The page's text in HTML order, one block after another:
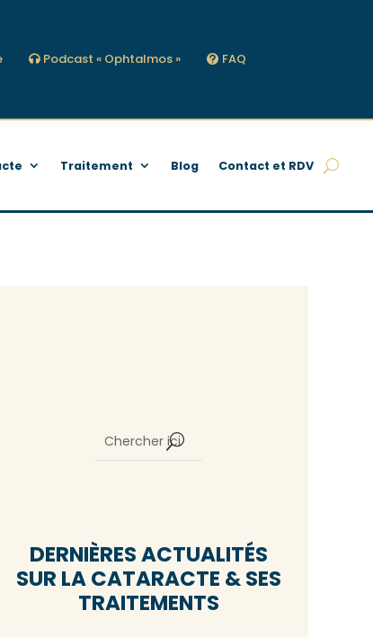
Podcast « Ophtalmos » FAQ
Traitement Blog Contact et RDV
DERNIÈRES ACTUALITÉS
SUR LA CATARACTE & SES
TRAITEMENTS